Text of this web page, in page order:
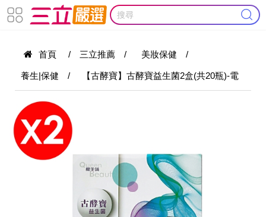
首頁 / 三立推薦 / 美妝保健 /
養生|保健 / 【古酵寶】古酵寶益生菌2盒(共20瓶)-電